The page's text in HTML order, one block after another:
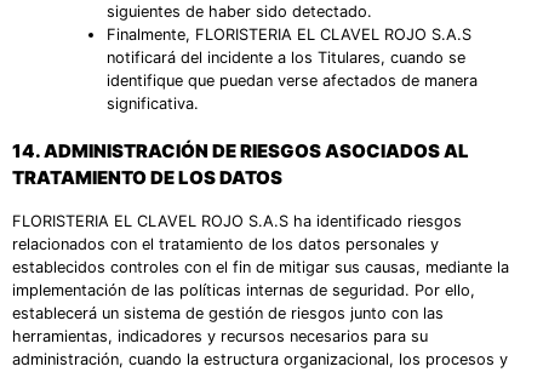
siguientes de haber sido detectado.
Finalmente, FLORISTERIA EL CLAVEL ROJO S.A.S
notificará del incidente a los Titulares, cuando se
identifique que puedan verse afectados de manera
significativa.
14.ADMINISTRACIÓN DE RIESGOS ASOCIADOS AL
TRATAMIENTO DE LOS DATOS
FLORISTERIA EL CLAVEL ROJO S.A.S ha identificado riesgos
relacionados con el tratamiento de los datos personales y
establecidos controles con el fin de mitigar sus causas, mediante la
implementación de las políticas internas de seguridad. Por ello,
establecerá un sistema de gestión de riesgos junto con las
herramientas, indicadores y recursos necesarios para su
administración, cuando la estructura organizacional, los procesos y